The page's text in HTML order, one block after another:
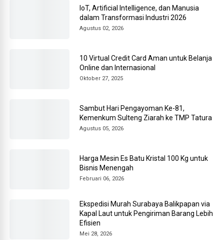
IoT, Artificial Intelligence, dan Manusia
dalam Transformasi Industri 2026
Agustus 02, 2026
10 Virtual Credit Card Aman untuk Belanja
Online dan Internasional
Oktober 27, 2025
Sambut Hari Pengayoman Ke-81,
Kemenkum Sulteng Ziarah ke TMP Tatura
Agustus 05, 2026
Harga Mesin Es Batu Kristal 100 Kg untuk
Bisnis Menengah
Februari 06, 2026
Ekspedisi Murah Surabaya Balikpapan via
Kapal Laut untuk Pengiriman Barang Lebih
Efisien
Mei 28, 2026